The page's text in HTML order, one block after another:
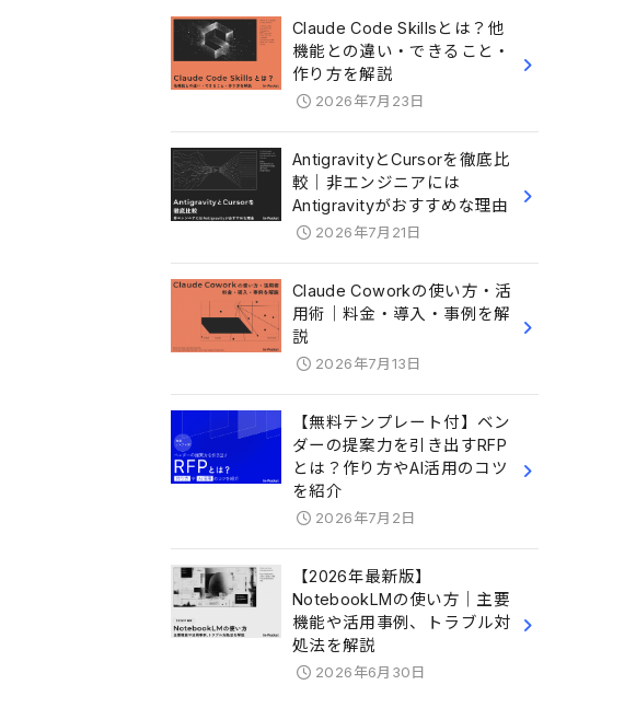
Claude Code Skillsとは？他
機能との違い・できること・
作り方を解説
2026年7月23日
AntigravityとCursorを徹底比
較｜非エンジニアには
Antigravityがおすすめな理由
2026年7月21日
Claude Coworkの使い方・活
用術｜料金・導入・事例を解
説
2026年7月13日
【無料テンプレート付】ベン
ダーの提案力を引き出すRFP
とは？作り方やAI活用のコツ
を紹介
2026年7月2日
【2026年最新版】
NotebookLMの使い方｜主要
機能や活用事例、トラブル対
処法を解説
2026年6月30日